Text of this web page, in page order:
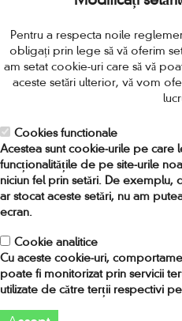
Livrarea
Politica de retur
Termeni si conditii
Protectia Consumatorilor
Locuri de munca in
CONTACT
Adresa: Strada Amiral Ioan
Bucuresti, Romania. Cod
Fax:
031 82 56 037
Email:
2016 PRO VIDEO Home
Pentru a respecta noile
obligați prin lege să vă oferim
am setat cookie-uri care să vă
aceste setări ulterior, vă vom
Cookies functionale
Acestea sunt cookie-urile pe care
funcționalitățile de pe site-urile
niciun fel prin setări. De exemplu,
ar stocat aceste setări, nu am
ecran.
Cookie analitice
Cu aceste cookie-uri,
poate fi monitorizat prin servicii
utilizate de către terții respectivi